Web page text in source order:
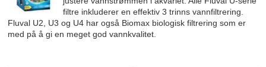
filtre inkluderer en effektiv 3 trinns vannfiltrering.
Fluval U2, U3 og U4 har også Biomax biologisk filtrering som er
med på å gi en meget god vannkvalitet.